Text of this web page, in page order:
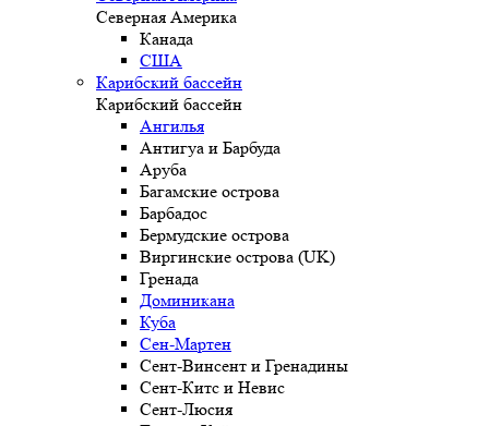
Северная Америка
Канада
США
Карибский бассейн
Карибский бассейн
Ангилья
Антигуа и Барбуда
Аруба
Багамские острова
Барбадос
Бермудские острова
Виргинские острова (UK)
Гренада
Доминикана
Куба
Сен-Мартен
Сент-Винсент и Гренадины
Сент-Китс и Невис
Сент-Люсия